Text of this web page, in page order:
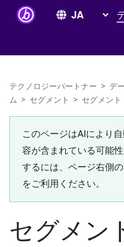
テクノロジーパートナー > デ
ム > セグメント > セグメント
このページはAIにより
容が含まれている可能
するには、ページ右側
をご利用ください。
セグメン